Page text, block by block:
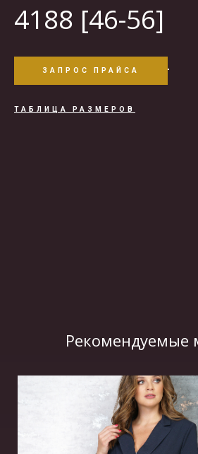
4188 [46-56]
ЗАПРОС ПРАЙСА
ТАБЛИЦА РАЗМЕРОВ
Рекомендуемые